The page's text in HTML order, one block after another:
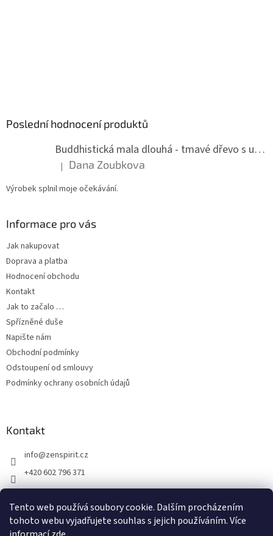
Tento web používá soubory cookie. Dalším procházením
tohoto webu vyjadřujete souhlas s jejich používáním. Více
Poslední hodnocení produktů
Buddhistická mala dlouhá - tmavé dřevo s uzlíky 8 mm
Hodnocení produktu je 5 z 5 hvězdiček.
| Dana Zoubkova
Výrobek splnil moje očekávání.
Informace pro vás
Jak nakupovat
Doprava a platba
Hodnocení obchodu
Kontakt
Jak to začalo …
Spřízněné duše
Napište nám
Obchodní podmínky
Odstoupení od smlouvy
Podmínky ochrany osobních údajů
Kontakt
info@zenspirit.cz
+420 602 796 371